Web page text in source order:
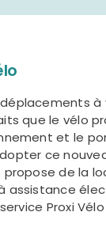
que le vélo
et le
ce
propose de la
assistance
Proxi Vélo